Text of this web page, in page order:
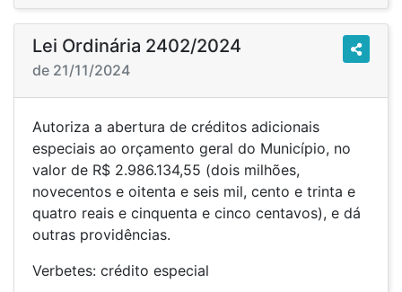
Lei Ordinária 2402/2024
de 21/11/2024
Autoriza a abertura de créditos adicionais
especiais ao orçamento geral do Município, no
valor de R$ 2.986.134,55 (dois milhões,
novecentos e oitenta e seis mil, cento e trinta e
quatro reais e cinquenta e cinco centavos), e dá
outras providências.
Verbetes: crédito especial